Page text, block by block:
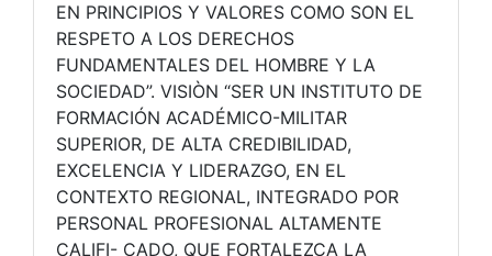
EN PRINCIPIOS Y VALORES COMO SON EL
RESPETO A LOS DERECHOS
FUNDAMENTALES DEL HOMBRE Y LA
SOCIEDAD”. VISIÒN “SER UN INSTITUTO DE
FORMACIÓN ACADÉMICO-MILITAR
SUPERIOR, DE ALTA CREDIBILIDAD,
EXCELENCIA Y LIDERAZGO, EN EL
CONTEXTO REGIONAL, INTEGRADO POR
PERSONAL PROFESIONAL ALTAMENTE
CALIFI- CADO, QUE FORTALEZCA LA